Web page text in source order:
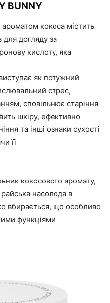
BUNNY
кокоса містить
для догляду за
кислоту, яка
як потужний
стрес,
сповільнює старіння
шкіру, ефективно
та інші ознаки сухості
її
кокосового аромату,
насолода в
вбирається, що особливо
функціями